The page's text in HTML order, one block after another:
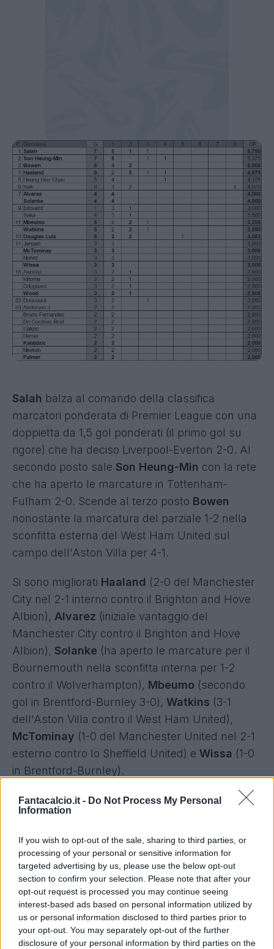
Fantacalcio.it - Do Not Process My Personal
Information
If you wish to opt-out of the sale, sharing to third parties, or
processing of your personal or sensitive information for
targeted advertising by us, please use the below opt-out
section to confirm your selection. Please note that after your
opt-out request is processed you may continue seeing
interest-based ads based on personal information utilized by
us or personal information disclosed to third parties prior to
your opt-out. You may separately opt-out of the further
disclosure of your personal information by third parties on the
Salah balza al comando della classifica
marcatori ponderata di Premier League con una
doppietta da 1,5 gol ponderati (il primo gol su
rigore) che ha deciso Liverpool-Everton 2-0. Al
secondo posto sale Son Heung-Min con la rete
che ha aperto le marcature in Tottenham-
Fulham 2-0. Scende al terzo posto Bowen
nonostante la marcatura del parziale 1-2 nella
sconfitta esterna del West Ham United sul
campo dell'Aston Villa per 4-1.
Si sono migliorati Haaland (2-0 del Manchester
City nel 2-1 interno contro il Brighton and Hove
Albion), Alvarez (iniziale vantaggio del
Manchester City contro il Brighton and Hove
Albion), Solanke (ha aperto le marcature per il
Bournemouth nella sconfitta interna per 1-2
contro il Wolverhampton), Mbeumo (secondo
gol in Brentford-Burnley 3-0), Watkins (3-1
dell'Aston Villa contro il West Ham United),
McTominay (1-0 del Manchester United nel 2-1
esterno contro lo Sheffield United) e Wissa (1-0
in Brentford-Burnley).
New entry settimanaliDouglas Luiz(doppietta
da 1,5 gol ponderati, di cui il secondo gol su
rigore, con la quale ha portato l'Aston Villa sul
2-0 contro il West Ham United),Wood
(doppietta da 1,5 gol ponderati che ha portato il
Nottingham Forest sul 2-0 nel 2-2 interno contro
il Luton Town), Kalajdzic(2-1 finale del
Worlverhampton contro il Bournemouth) e
Palmer (rigore dell'1-0 dei padroni di casa in